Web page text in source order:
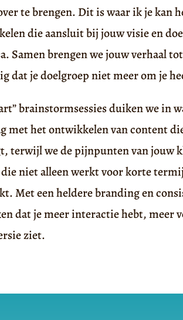
te brengen. Dit is waar ik je kan
die aansluit bij jouw visie en
Samen brengen we jouw verhaal
dat je doelgroep niet meer om je
brainstormsessies duiken we in
met het ontwikkelen van content
terwijl we de pijnpunten van jouw
niet alleen werkt voor korte
Met een heldere branding en
dat je meer interactie hebt, meer
ziet.